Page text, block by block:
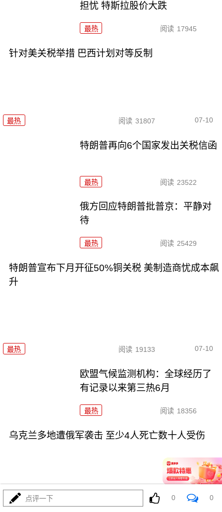
担忧 特斯拉股价大跌
最热 阅读 17945
针对美关税举措 巴西计划对等反制
最热 阅读 31807 07-10
特朗普再向6个国家发出关税信函
最热 阅读 23522
俄方回应特朗普批普京：平静对
待
最热 阅读 25429
特朗普宣布下月开征50%铜关税 美制造商忧成本飙
升
最热 阅读 19133 07-10
欧盟气候监测机构：全球经历了
有记录以来第三热6月
最热 阅读 18356
乌克兰多地遭俄军袭击 至少4人死亡数十人受伤
最热 17891 07-08
点评一下 0 0